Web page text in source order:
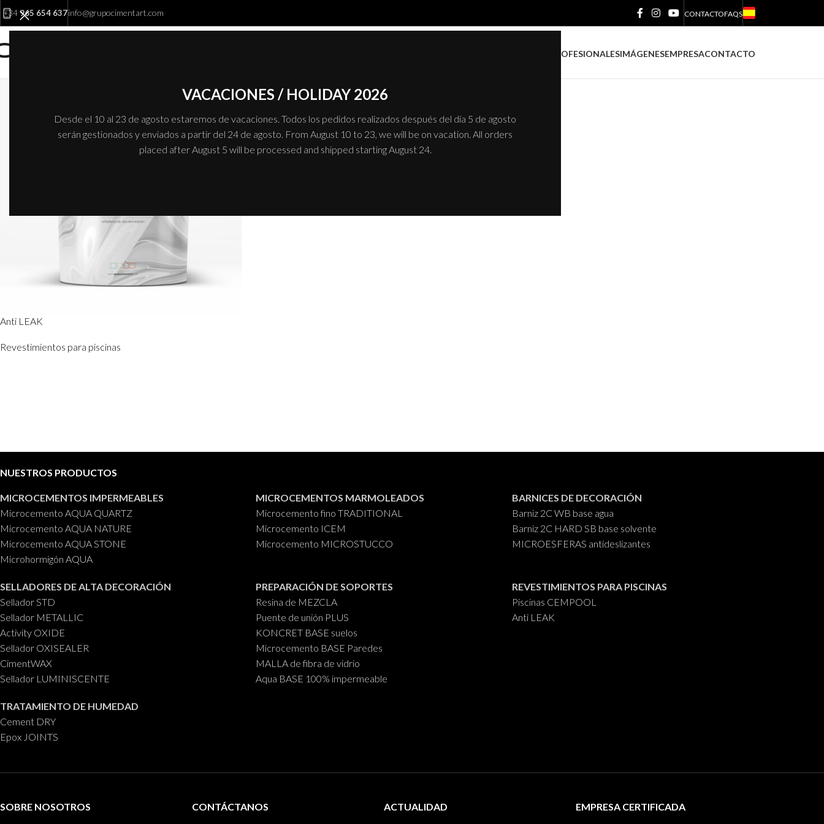
VACACIONES / HOLIDAY 2026
Desde el 10 al 23 de agosto estaremos de vacaciones. Todos los pedidos realizados después del día 5 de agosto
serán gestionados y enviados a partir del 24 de agosto. From August 10 to 23, we will be on vacation. All orders
placed after August 5 will be processed and shipped starting August 24.
+34965 654 637info@grupocimentart.com CONTACTOFAQS
PROFESIONALESIMÁGENESEMPRESACONTACTO
Inicio/Productos etiquetados “Anti LEAK”
Anti LEAK
Revestimientos para piscinas
NUESTROS PRODUCTOS
MICROCEMENTOS IMPERMEABLES
Microcemento AQUA QUARTZ
Microcemento AQUA NATURE
Microcemento AQUA STONE
Microhormigón AQUA
MICROCEMENTOS MARMOLEADOS
Microcemento fino TRADITIONAL
Microcemento ICEM
Microcemento MICROSTUCCO
BARNICES DE DECORACIÓN
Barniz 2C WB base agua
Barniz 2C HARD SB base solvente
MICROESFERAS antideslizantes
SELLADORES DE ALTA DECORACIÓN
Sellador STD
Sellador METALLIC
Activity OXIDE
Sellador OXISEALER
CimentWAX
Sellador LUMINISCENTE
TRATAMIENTO DE HUMEDAD
Cement DRY
Epox JOINTS
PREPARACIÓN DE SOPORTES
Resina de MEZCLA
Puente de unión PLUS
KONCRET BASE suelos
Microcemento BASE Paredes
MALLA de fibra de vidrio
Aqua BASE 100% impermeable
REVESTIMIENTOS PARA PISCINAS
Piscinas CEMPOOL
Anti LEAK
SOBRE NOSOTROS CONTÁCTANOS ACTUALIDAD EMPRESA CERTIFICADA